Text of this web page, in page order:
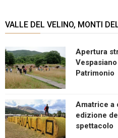
VALLE DEL VELINO, MONTI
Apertura
Patrimonio
Amatrice a
edizione
spettacolo